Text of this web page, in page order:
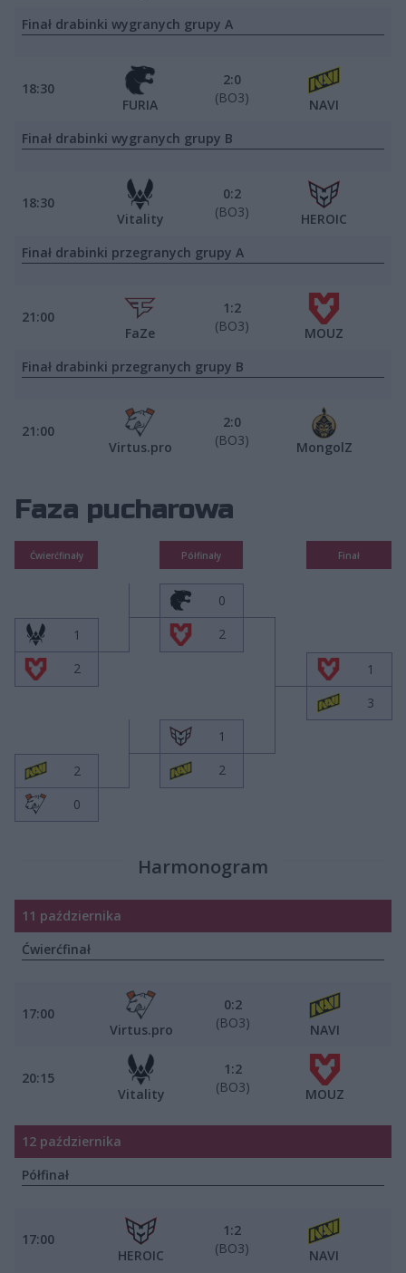
Finał drabinki wygranych grupy A
18:30
FURIA
2:0
(BO3)
NAVI
Finał drabinki wygranych grupy B
18:30
Vitality
0:2
(BO3)
HEROIC
Finał drabinki przegranych grupy A
21:00
FaZe
1:2
(BO3)
MOUZ
Finał drabinki przegranych grupy B
21:00
Virtus.pro
2:0
(BO3)
MongolZ
Faza pucharowa
Ćwierćfinały Półfinały Finał
0
1
2
2
1
3
1
2
2
0
Harmonogram
11 października
Ćwierćfinał
17:00
Virtus.pro
0:2
(BO3)
NAVI
20:15
Vitality
1:2
(BO3)
MOUZ
12 października
Półfinał
17:00
HEROIC
1:2
(BO3)
NAVI